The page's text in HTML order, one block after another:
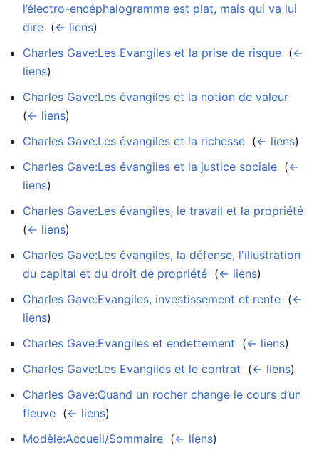
l’électro-encéphalogramme est plat, mais qui va lui
dire (← liens)
Charles Gave:Les Evangiles et la prise de risque (←
liens)
Charles Gave:Les évangiles et la notion de valeur
(← liens)
Charles Gave:Les évangiles et la richesse (← liens)
Charles Gave:Les évangiles et la justice sociale (←
liens)
Charles Gave:Les évangiles, le travail et la propriété
(← liens)
Charles Gave:Les évangiles, la défense, l'illustration
du capital et du droit de propriété (← liens)
Charles Gave:Evangiles, investissement et rente (←
liens)
Charles Gave:Evangiles et endettement (← liens)
Charles Gave:Les Evangiles et le contrat (← liens)
Charles Gave:Quand un rocher change le cours d’un
fleuve (← liens)
Modèle:Accueil/Sommaire (← liens)